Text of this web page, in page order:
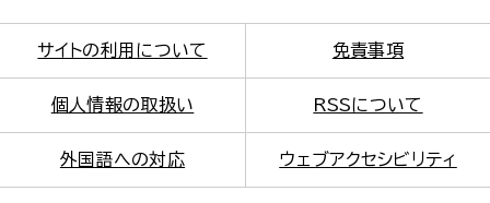
サイトの利用について 免責事項
個人情報の取扱い RSSについて
外国語への対応 ウェブアクセシビリティ